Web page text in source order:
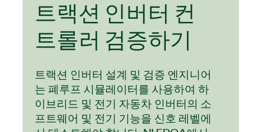
트랙션 인버터 컨
트롤러 검증하기
트랙션 인버터 설계 및 검증 엔지니어
는 폐루프 시뮬레이터를 사용하여 하
이브리드 및 전기 자동차 인버터의 소
프트웨어 및 전기 기능을 신호 레벨에